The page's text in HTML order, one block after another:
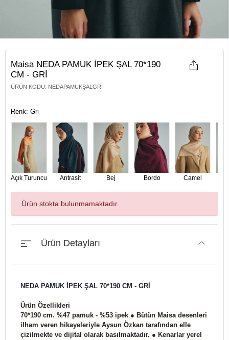
Maisa NEDA PAMUK İPEK ŞAL 70*190
CM - GRİ
ÜRÜN KODU: NEDAPAMUKŞALGRI
Renk: Gri
Açık Turuncu Antrasit Bej Bordo Camel
Ürün stokta bulunmamaktadır.
Ürün Detayları
NEDA PAMUK İPEK ŞAL 70*190 CM - GRİ
Ürün Özellikleri
70*190 cm. %47 pamuk - %53 ipek ● Bütün Maisa desenleri
ilham veren hikayeleriyle Aysun Özkan tarafından elle
çizilmekte ve dijital olarak basılmaktadır. ● Kenarlar yerel